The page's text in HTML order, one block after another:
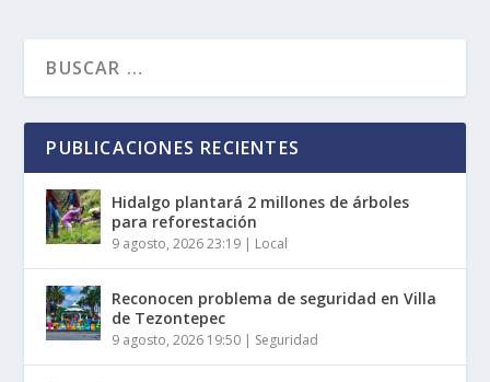
PUBLICACIONES RECIENTES
Hidalgo plantará 2 millones de árboles
para reforestación
9 agosto, 2026 23:19 | Local
Reconocen problema de seguridad en Villa
de Tezontepec
9 agosto, 2026 19:50 | Seguridad